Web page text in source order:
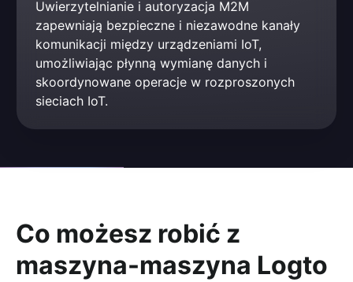
Uwierzytelnianie i autoryzacja M2M
zapewniają bezpieczne i niezawodne kanały
komunikacji między urządzeniami IoT,
umożliwiając płynną wymianę danych i
skoordynowane operacje w rozproszonych
sieciach IoT.
Co możesz robić z
maszyna-maszyna Logto